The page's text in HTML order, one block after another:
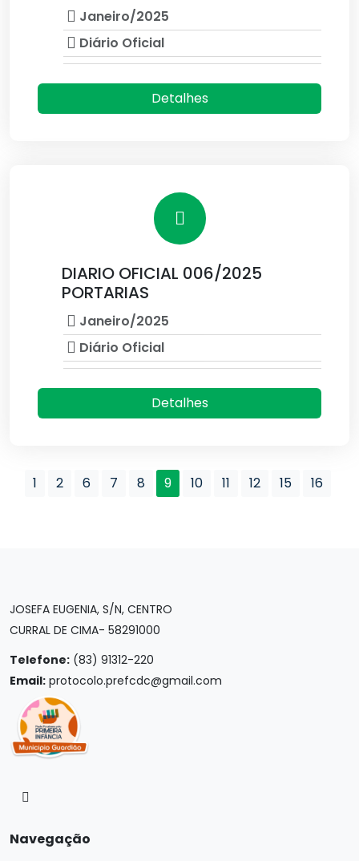
Janeiro/2025
Diário Oficial
Detalhes
DIARIO OFICIAL 006/2025
PORTARIAS
Janeiro/2025
Diário Oficial
Detalhes
1 2 6 7 8 9 10 11 12 15 16
JOSEFA EUGENIA, S/N, CENTRO
CURRAL DE CIMA- 58291000
Telefone: (83) 91312-220
Email: protocolo.prefcdc@gmail.com
Navegação